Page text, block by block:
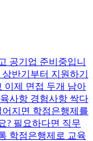
공기업 준비중입니
반기부터 지원하기
이제 면접 두개 남아
사항 경험사항 싹다
지면 학점은행제를
? 필요하다면 직무
학점은행제로 교육